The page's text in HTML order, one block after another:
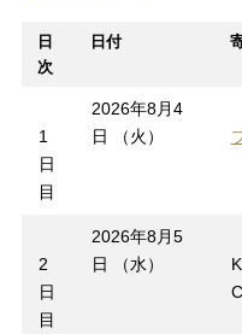
日
次
日付
1
日
目
2026年8月4
日 （火）
2
日
目
2026年8月5
日 （水）